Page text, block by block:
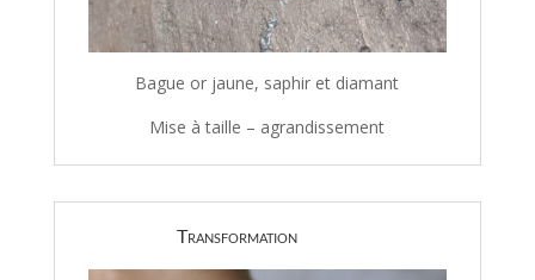
Bague or jaune, saphir et diamant
Mise à taille – agrandissement
Transformation